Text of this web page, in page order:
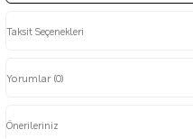
Taksit Seçenekleri
Yorumlar (0)
Önerileriniz